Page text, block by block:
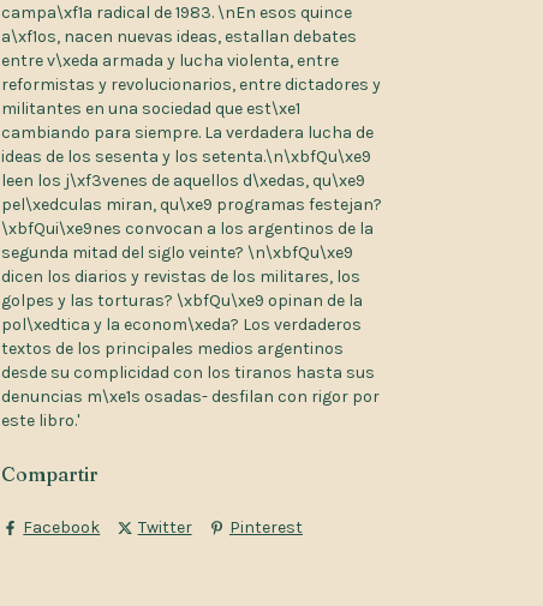
campa\xf1a radical de 1983. \nEn esos quince
a\xf1os, nacen nuevas ideas, estallan debates
entre v\xeda armada y lucha violenta, entre
reformistas y revolucionarios, entre dictadores y
militantes en una sociedad que est\xe1
cambiando para siempre. La verdadera lucha de
ideas de los sesenta y los setenta.\n\xbfQu\xe9
leen los j\xf3venes de aquellos d\xedas, qu\xe9
pel\xedculas miran, qu\xe9 programas festejan?
\xbfQui\xe9nes convocan a los argentinos de la
segunda mitad del siglo veinte? \n\xbfQu\xe9
dicen los diarios y revistas de los militares, los
golpes y las torturas? \xbfQu\xe9 opinan de la
pol\xedtica y la econom\xeda? Los verdaderos
textos de los principales medios argentinos
desde su complicidad con los tiranos hasta sus
denuncias m\xe1s osadas- desfilan con rigor por
este libro.'
Compartir
Facebook Twitter Pinterest